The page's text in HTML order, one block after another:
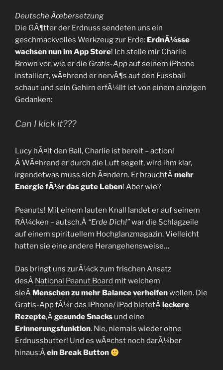
Deutsche Ãœbersetzung
Die GÃ¶tter der Erdnuss sendeten uns ein
geschmackvolles Werkzeug zur Erde: ErdnÃ¼sse
wachsen nun im App Store! Ich stelle mir Charlie
Brown vor, wie er die Gratis-Appauf seinem iPhone
installiert, wÃ¤hrend er nervÃ¶s auf den Fussball
schaut und sein Gehirn erfÃ¼llt ist von einem einzigen
Gedanken:
Can I kick it???
Lucy hÃ¤lt den Ball, Charlie ist bereit – action!
Â WÃ¤hrend er durch die Luft segelt, wird ihm klar,
irgendetwas muss sich Ã¤ndern. Er brauchtÂmehr
Energie fÃ¼r das gute Leben! Aber wie?
Peanuts! Mit einem lauten Knall landet er auf seinem
RÃ¼cken – autsch.Â “Erde Dich!”war die Schlagzeile
auf einem spirituellem Hochglanzmagazin. Vielleicht
hatten sie eine andere Herangehensweise…
Das bringt uns zurÃ¼ck zum frischen Ansatz
desÂ National Peanut Board mit welchem
sieÂ Menschen zu mehr Balance verhelfenwollen. Die
Gratis-App fÃ¼r das iPhone/ iPad bietetÂleckere
Rezepte,Âgesunde Snacks und eine
Erinnerungsfunktion. Nie, niemals wieder ohne
Erdnussbutter! Und es wÃ¤chst noch darÃ¼ber
hinaus:Âein Break Button